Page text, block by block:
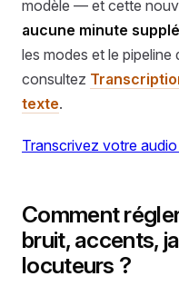
modèle — et cette
aucune minute
les modes et le pipeline
consultez
texte.
Transcrivez votre
Comment
bruit, accents,
locuteurs ?